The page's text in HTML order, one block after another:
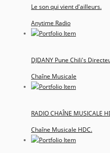
Le son qui vient d'ailleurs.
Anytime Radio
DJDANY Pune Chili's
Chaîne Musicale
RADIO CHAÎNE MUSICALE
Chaîne Musicale HDC.